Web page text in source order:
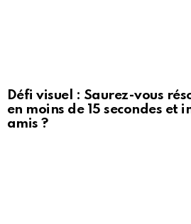
Défi visuel : Saurez-vous
en moins de 15 secondes et
amis ?